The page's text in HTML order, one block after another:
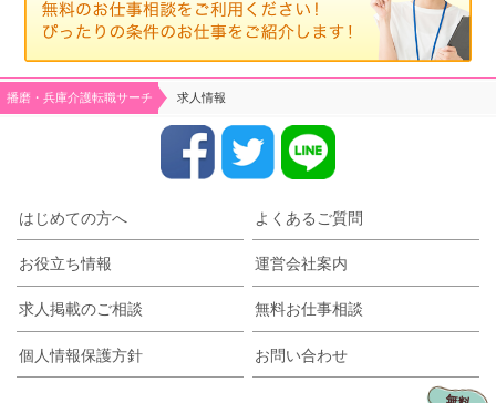
播磨・兵庫介護転職サーチ 求人情報
はじめての方へ よくあるご質問
お役立ち情報 運営会社案内
求人掲載のご相談 無料お仕事相談
個人情報保護方針 お問い合わせ
無料